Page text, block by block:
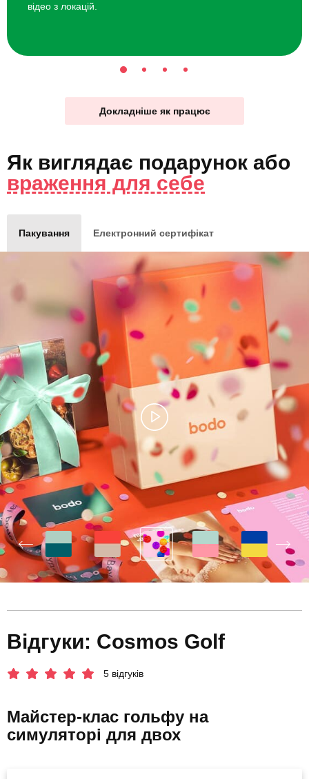
відео з локацій.
Докладніше як працює
Як виглядає подарунок або
враження для себе
Пакування Електронний сертифікат
Відгуки: Cosmos Golf
5 відгуків
Майстер-клас гольфу на
симуляторі для двох